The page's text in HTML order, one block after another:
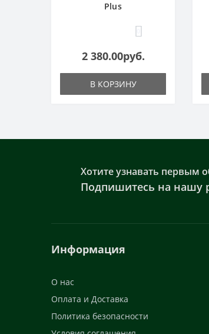
Plus
2 380.00руб.
В КОРЗИНУ
Хотите узнавать первым
Подпишитесь на нашу
Информация
О нас
Оплата и Доставка
Политика безопасности